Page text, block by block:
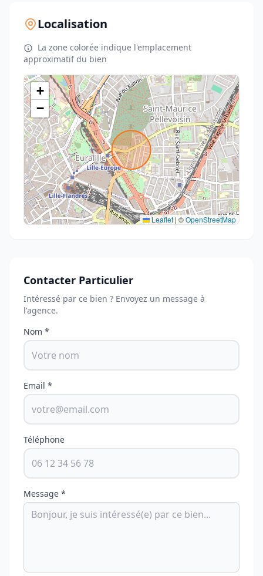
Localisation
La zone colorée indique l'emplacement
approximatif du bien
+
−
Leaflet |©OpenStreetMap
Contacter Particulier
Intéressé par ce bien ? Envoyez un message à
l'agence.
Nom *
Email *
Téléphone
Message *